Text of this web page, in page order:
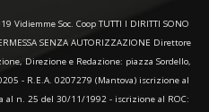
Vidiemme Soc. Coop TUTTI I DIRITTI SONO
SENZA AUTORIZZAZIONE Direttore
Direzione e Redazione: piazza Sordello,
- R.E.A. 0207279 (Mantova) iscrizione al
n. 25 del 30/11/1992 - iscrizione al ROC: